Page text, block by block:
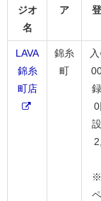
ジオ
名
ア
LAVA
錦糸
町店
錦糸
町
※